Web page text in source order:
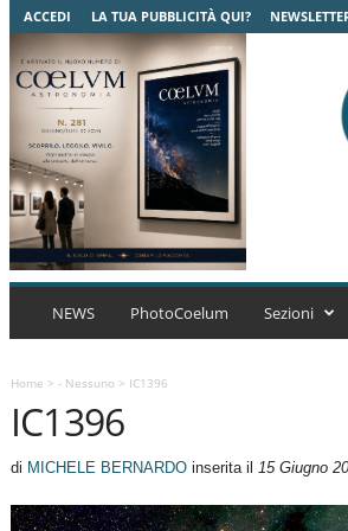
ACCEDI LA TUA PUBBLICITÀ QUI?
C
r
NEWS PhotoCoelum Sezioni
Home > - Nessuno> IC1396
IC1396
di MICHELE BERNARDOinserita il 15 Giugno